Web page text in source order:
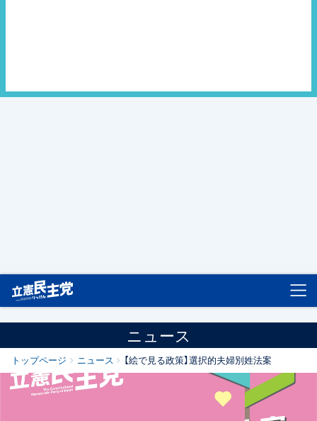
ニュース
トップページ ニュース 【絵で見る政策】選択的夫婦別姓法案